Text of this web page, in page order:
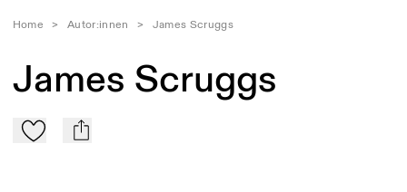
Home > Autor:innen > James Scruggs
James Scruggs
Zu Mein-TdZ hinzufügen
mail